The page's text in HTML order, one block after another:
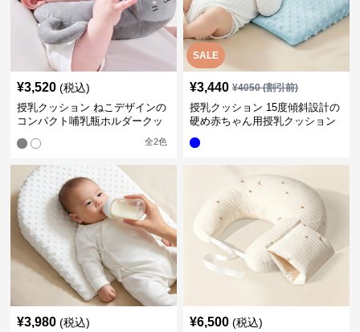
¥3,520 (税込)
授乳クッション ねこデザインの
コンパクト哺乳瓶ホルダークッ
全2色
SALE
¥3,440 ¥4050(割引前)
授乳クッション 15度傾斜設計の
硬め赤ちゃん用授乳クッション
¥3,980 (税込) ¥6,500 (税込)